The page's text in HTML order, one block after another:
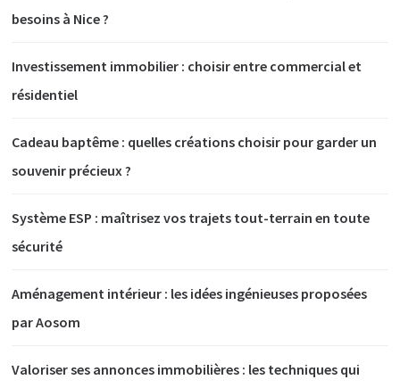
besoins à Nice ?
Investissement immobilier : choisir entre commercial et
résidentiel
Cadeau baptême : quelles créations choisir pour garder un
souvenir précieux ?
Système ESP : maîtrisez vos trajets tout-terrain en toute
sécurité
Aménagement intérieur : les idées ingénieuses proposées
par Aosom
Valoriser ses annonces immobilières : les techniques qui